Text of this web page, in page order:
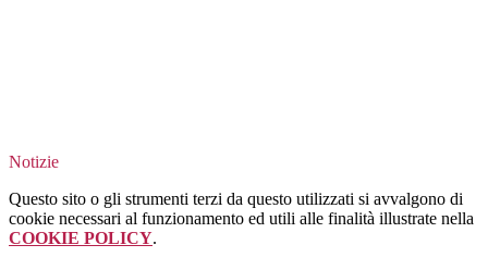
Notizie
Questo sito o gli strumenti terzi da questo utilizzati si avvalgono di
cookie necessari al funzionamento ed utili alle finalità illustrate nella
COOKIE POLICY.